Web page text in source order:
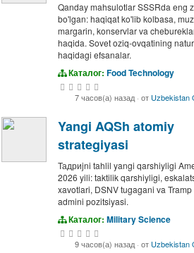
Qanday mahsulotlar SSSRda eng
bo'lgan: haqiqat ko'lib kolbasa,
margarin, konservlar va
haqida. Sovet oziq-ovqatining
haqidagi efsanalar.
Каталог: Food Technology
7 часов(а) назад· от Uzbekistan
Yangi AQSh atomiy
strategiyasi
Тадриjni tahlil yangi qarshiyligi
2026 yili: taktilik qarshiyligi,
xavotlari, DSNV tugagani va Tramp
admini pozitsiyasi.
Каталог: Military Science
9 часов(а) назад· от Uzbekistan